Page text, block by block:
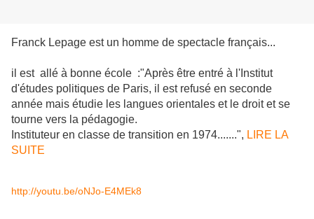
Franck Lepage est un homme de spectacle français...
il est allé à bonne école :"Après être entré à l'Institut
d'études politiques de Paris, il est refusé en seconde
année mais étudie les langues orientales et le droit et se
tourne vers la pédagogie.
Instituteur en classe de transition en 1974.......", LIRE LA
SUITE
http://youtu.be/oNJo-E4MEk8